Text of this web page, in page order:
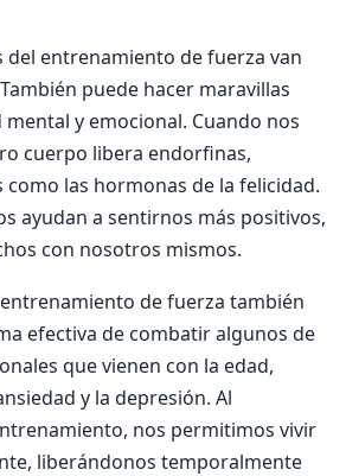
del entrenamiento de fuerza van
puede hacer maravillas
y emocional. Cuando nos
cuerpo libera endorfinas,
las hormonas de la felicidad.
ayudan a sentirnos más positivos,
con nosotros mismos.
de fuerza también
efectiva de combatir algunos de
que vienen con la edad,
y la depresión. Al
nos permitimos vivir
liberándonos temporalmente